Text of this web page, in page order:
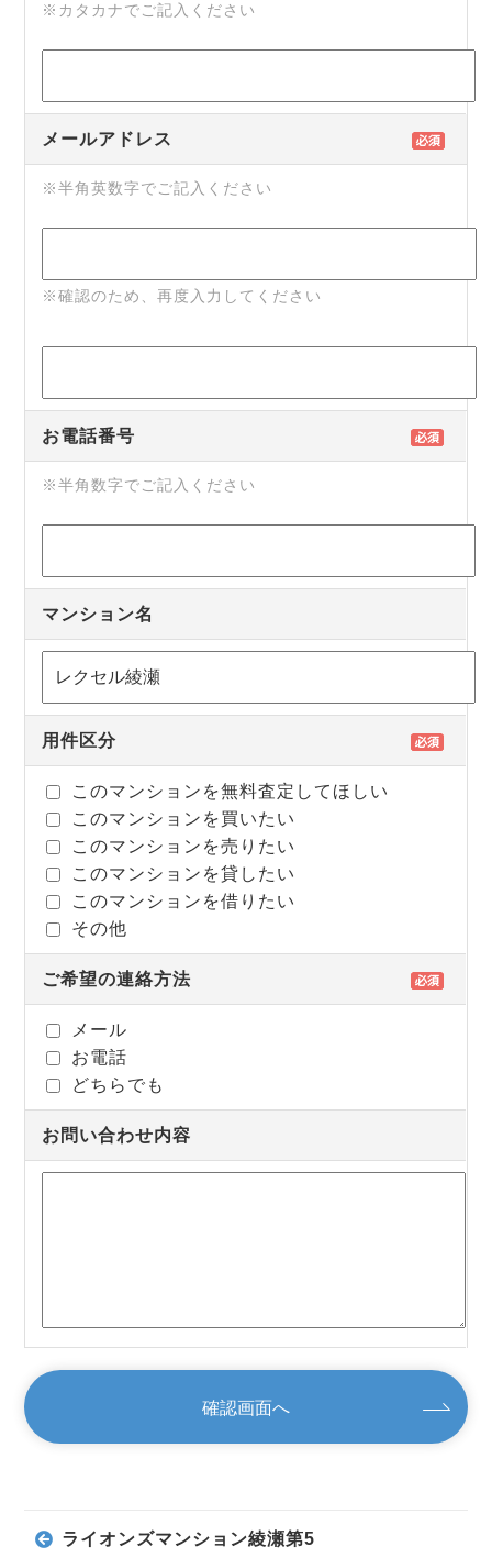
※カタカナでご記入ください
メールアドレス
※半角英数字でご記入ください
※確認のため、再度入力してください
お電話番号
※半角数字でご記入ください
マンション名
用件区分
このマンションを無料査定してほしい
このマンションを買いたい
このマンションを売りたい
このマンションを貸したい
このマンションを借りたい
その他
ご希望の連絡方法
メール
お電話
どちらでも
お問い合わせ内容
ライオンズマンション綾瀬第5